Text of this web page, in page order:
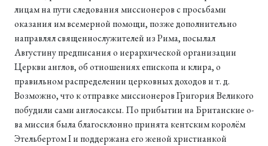
лицам на пути следования миссионеров с просьбами
оказания им всемерной помощи, позже дополнительно
направлял священнослужителей из Рима, посылал
Августину предписания о иерархической организации
Церкви англов, об отношениях епископа и клира, о
правильном распределении церковных доходов и т. д.
Возможно, что к отправке миссионеров Григория Великого
побудили сами англосаксы. По прибытии на Британские о-
ва миссия была благосклонно принята кентским королём
Этельбертом I и поддержана его женой христианкой